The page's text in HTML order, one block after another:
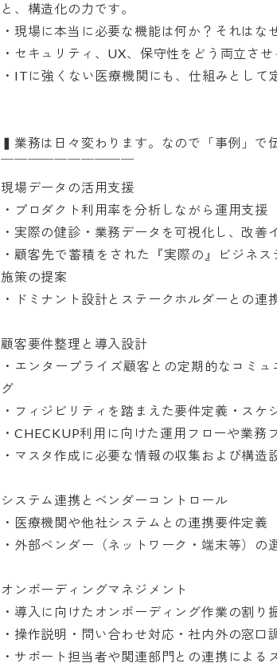
と、構造化の力です。
・現場に本当に必要な機能は何か？それはな
・セキュリティ、UX、保守性をどう両立させ
・ITに強くない医療機関にも、仕組みとして
▍業務は日々変わります。なので「事例」で
￣￣￣￣￣￣￣￣￣￣
現場データの活用支援
・プロダクト利用率を分析しながら運用支援
・実際の健診・業務データを可視化し、改善
・顧客先で蓄積をされた『実際の』ビジネ
施策の提案
・ドミナント設計とステークホルダーとの連
顧客要件整理と導入設計
・エンタープライズ顧客との定期的なコミ
グ
・フィジビリティを踏まえた要件定義・スケ
・CHECKUP利用に向けた運用フローや業務
・マスタ作成に必要な情報の収集および構造
システム連携とベンダーコントロール
・医療機関や他社システムとの連携要件定義
・外部ベンダー（ネットワーク・端末等）の
オンボーディングマネジメント
・導入に向けたオンボーディング作業の割り
・操作説明・問い合わせ対応・社内外の窓口
・サポート担当者や関連部門との連携による